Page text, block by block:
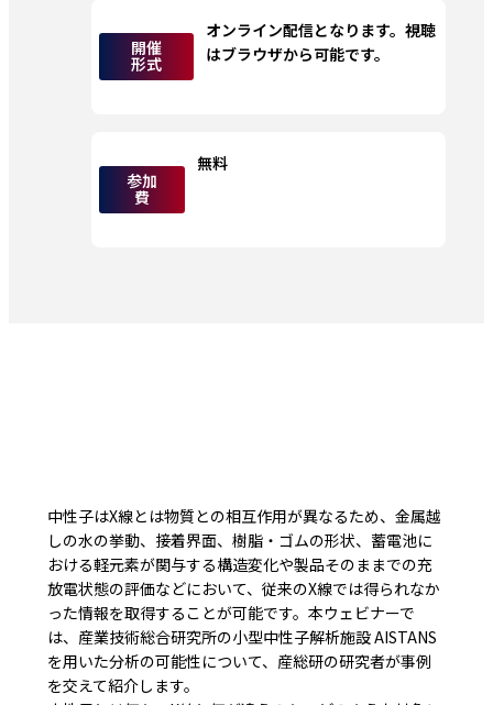
開催
形式
オンライン配信となります。視聴
はブラウザから可能です。
参加
費
無料
中性子はX線とは物質との相互作用が異なるため、金属越
しの水の挙動、接着界面、樹脂・ゴムの形状、蓄電池に
おける軽元素が関与する構造変化や製品そのままでの充
放電状態の評価などにおいて、従来のX線では得られなか
った情報を取得することが可能です。本ウェビナーで
は、産業技術総合研究所の小型中性子解析施設 AISTANS
を用いた分析の可能性について、産総研の研究者が事例
を交えて紹介します。